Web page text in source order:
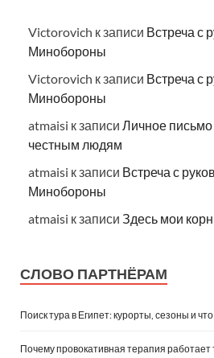
Victorovich к записи Встреча с
Минобороны
Victorovich к записи Встреча с
Минобороны
atmaisi к записи Личное
честным людям
atmaisi к записи Встреча с
Минобороны
atmaisi к записи Здесь мои
СЛОВО ПАРТНЁРАМ
Поиск тура в Египет: курорты, сезоны и что
Почему провокативная терапия